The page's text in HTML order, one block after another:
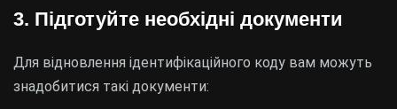
3. Підготуйте необхідні документи
Для відновлення ідентифікаційного коду вам можуть
знадобитися такі документи: